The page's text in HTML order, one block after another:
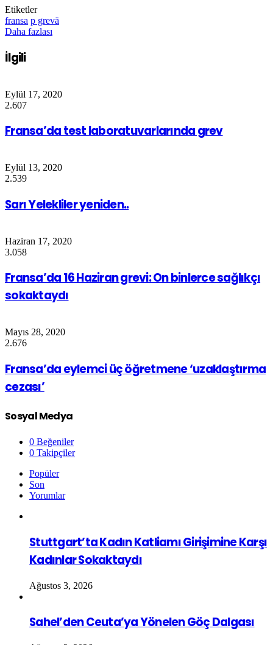
Etiketler
fransa p grevä
Daha fazlası
İlgili
Eylül 17, 2020
2.607
Fransa’da test laboratuvarlarında grev
Eylül 13, 2020
2.539
Sarı Yelekliler yeniden..
Haziran 17, 2020
3.058
Fransa’da 16 Haziran grevi: On binlerce sağlıkçı
sokaktaydı
Mayıs 28, 2020
2.676
Fransa’da eylemci üç öğretmene ‘uzaklaştırma
cezası’
Sosyal Medya
0 Beğeniler
0 Takipçiler
Popüler
Son
Yorumlar
Stuttgart’ta Kadın Katliamı Girişimine Karşı
Kadınlar Sokaktaydı
Ağustos 3, 2026
Sahel’den Ceuta’ya Yönelen Göç Dalgası